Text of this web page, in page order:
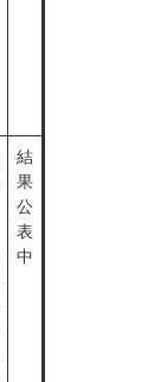
結
果
公
表
中